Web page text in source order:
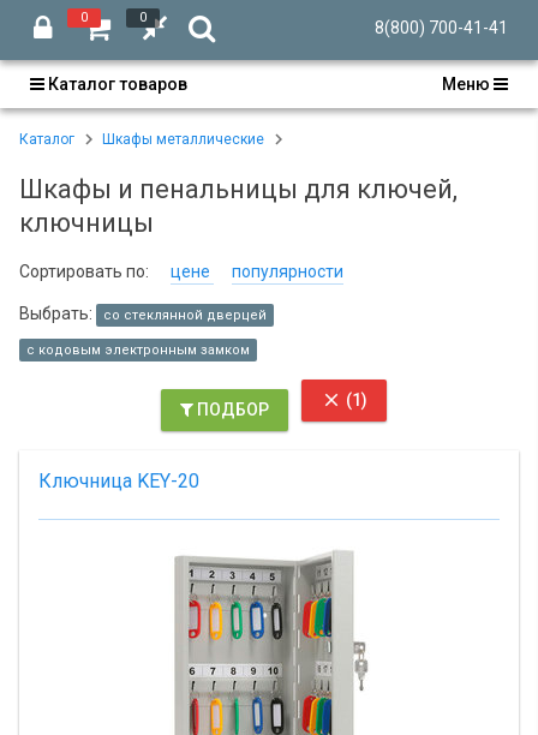
0 0
8(800) 700-41-41
Каталог товаров Меню
Каталог Шкафы металлические
Шкафы и пенальницы для ключей,
ключницы
Сортировать по: цене популярности
Выбрать: со стеклянной дверцей
с кодовым электронным замком
ПОДБОР  (1)
Ключница KEY-20